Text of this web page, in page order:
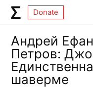
Donate
Андрей
Петров:
шаверме